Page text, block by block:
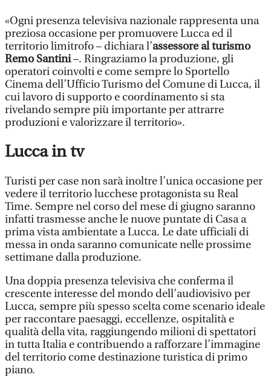
«Ogni presenza televisiva nazionale rappresenta una
preziosa occasione per promuovere Lucca ed il
territorio limitrofo – dichiara l’assessore al turismo
Remo Santini–. Ringraziamo la produzione, gli
operatori coinvolti e come sempre lo Sportello
Cinema dell’Ufficio Turismo del Comune di Lucca, il
cui lavoro di supporto e coordinamento si sta
rivelando sempre più importante per attrarre
produzioni e valorizzare il territorio».
Lucca in tv
Turisti per case non sarà inoltre l’unica occasione per
vedere il territorio lucchese protagonista su Real
Time. Sempre nel corso del mese di giugno saranno
infatti trasmesse anche le nuove puntate di Casa a
prima vista ambientate a Lucca. Le date ufficiali di
messa in onda saranno comunicate nelle prossime
settimane dalla produzione.
Una doppia presenza televisiva che conferma il
crescente interesse del mondo dell’audiovisivo per
Lucca, sempre più spesso scelta come scenario ideale
per raccontare paesaggi, eccellenze, ospitalità e
qualità della vita, raggiungendo milioni di spettatori
in tutta Italia e contribuendo a rafforzare l’immagine
del territorio come destinazione turistica di primo
piano.